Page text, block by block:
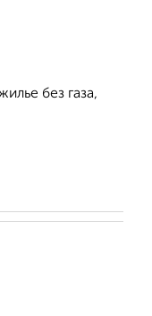
без газа,